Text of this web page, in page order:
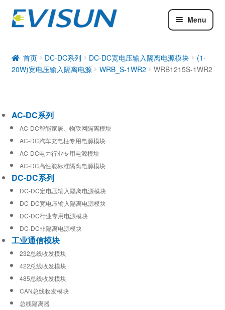
Menu
DC-DC系列
工业通信模块
首页 DC-DC系列 DC-DC宽电压输入隔离电源模块
(1-
20W)宽电压输入隔离电源
WRB_S-1WR2 WRB1215S-1WR2
AC-DC系列
AC-DC智能家居、物联网隔离模块
AC-DC汽车充电柱专用电源模块
AC-DC电力行业专用电源模块
AC-DC高性能标准隔离电源模块
DC-DC系列
DC-DC定电压输入隔离电源模块
DC-DC宽电压输入隔离电源模块
DC-DC行业专用电源模块
DC-DC非隔离电源模块
工业通信模块
232总线收发模块
422总线收发模块
485总线收发模块
CAN总线收发模块
总线隔离器